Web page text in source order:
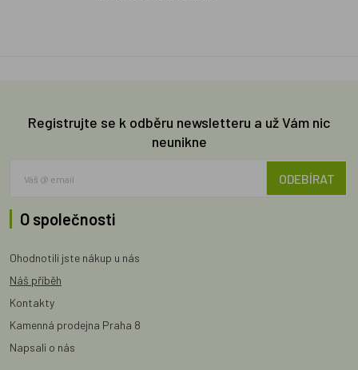
Registrujte se k odběru newsletteru a už Vám nic
neunikne
ODEBÍRAT
O společnosti
Ohodnotili jste nákup u nás
Náš příběh
Kontakty
Kamenná prodejna Praha 8
Napsali o nás